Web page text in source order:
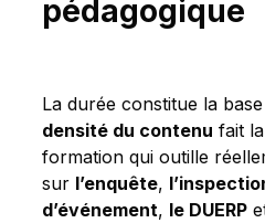
pédagogique
La durée constitue la
densité du contenu fait
formation qui outille
sur l’enquête,
d’événement, le DUERP